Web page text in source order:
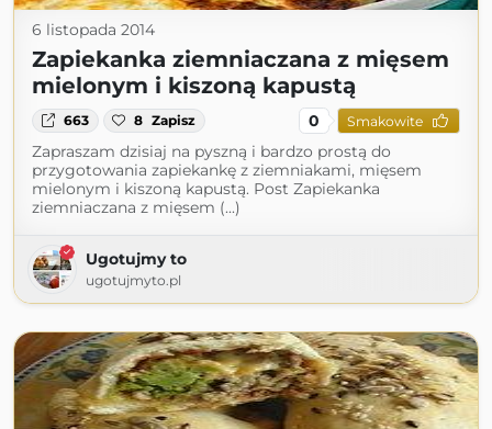
6 listopada 2014
Zapiekanka ziemniaczana z mięsem
mielonym i kiszoną kapustą
663 8 Zapisz 0 Smakowite
Zapraszam dzisiaj na pyszną i bardzo prostą do
przygotowania zapiekankę z ziemniakami, mięsem
mielonym i kiszoną kapustą. Post Zapiekanka
ziemniaczana z mięsem (...)
Ugotujmy to
ugotujmyto.pl